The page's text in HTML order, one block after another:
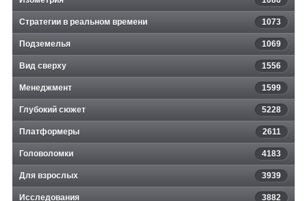
Стратегии в реальном времени 1073
Подземелья 1069
Вид сверху 1556
Менеджмент 1599
Глубокий сюжет 5228
Платформеры 2611
Головоломки 4183
Для взрослых 3939
Исследования 3882